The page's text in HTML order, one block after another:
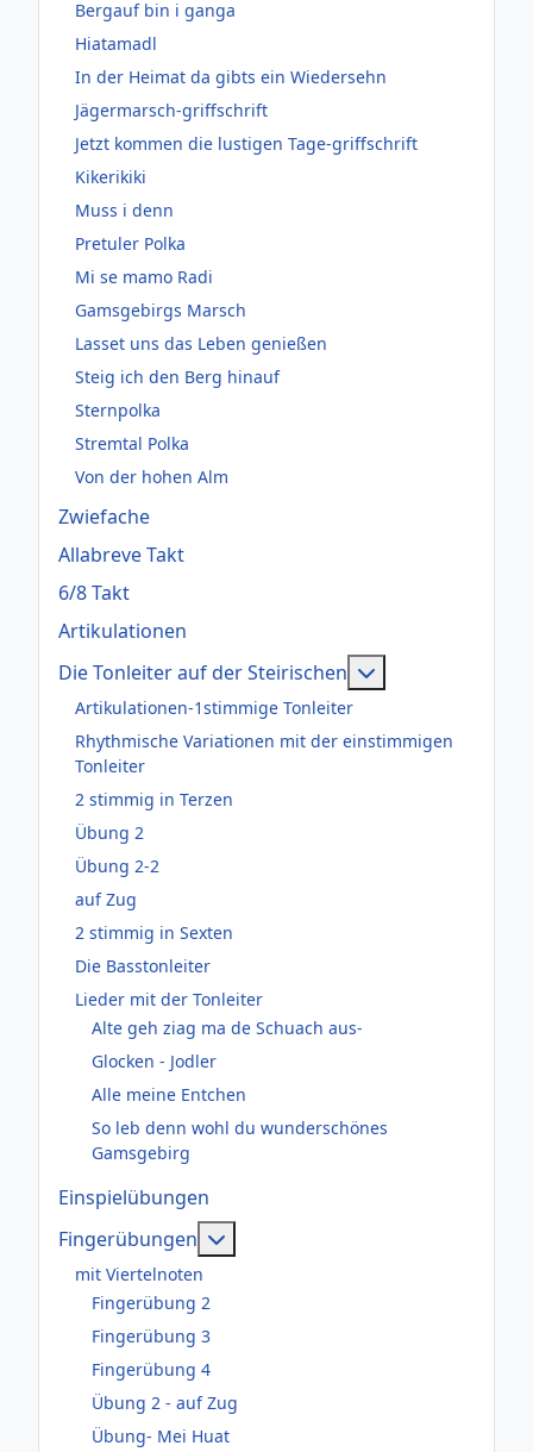
Bergauf bin i ganga
Hiatamadl
In der Heimat da gibts ein Wiedersehn
Jägermarsch-griffschrift
Jetzt kommen die lustigen Tage-griffschrift
Kikerikiki
Muss i denn
Pretuler Polka
Mi se mamo Radi
Gamsgebirgs Marsch
Lasset uns das Leben genießen
Steig ich den Berg hinauf
Sternpolka
Stremtal Polka
Von der hohen Alm
Zwiefache
Allabreve Takt
6/8 Takt
Artikulationen
Die Tonleiter auf der Steirischen
Artikulationen-1stimmige Tonleiter
Rhythmische Variationen mit der einstimmigen
Tonleiter
2 stimmig in Terzen
Übung 2
Übung 2-2
auf Zug
2 stimmig in Sexten
Die Basstonleiter
Lieder mit der Tonleiter
Alte geh ziag ma de Schuach aus-
Glocken - Jodler
Alle meine Entchen
So leb denn wohl du wunderschönes
Gamsgebirg
Einspielübungen
Fingerübungen
mit Viertelnoten
Fingerübung 2
Fingerübung 3
Fingerübung 4
Übung 2 - auf Zug
Übung- Mei Huat